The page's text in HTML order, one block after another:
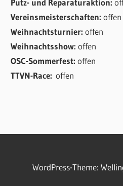
Putz- und Reparaturaktion:
Vereinsmeisterschaften:offen
Weihnachtsturnier:offen
Weihnachtsshow:offen
OSC-Sommerfest:offen
TTVN-Race:offen
WordPress-Theme: